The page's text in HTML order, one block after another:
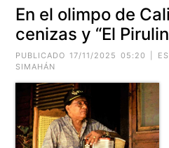
En el olimpo de
cenizas y “El
PUBLICADO 17/11/2025 05:20 |
SIMAHÁN